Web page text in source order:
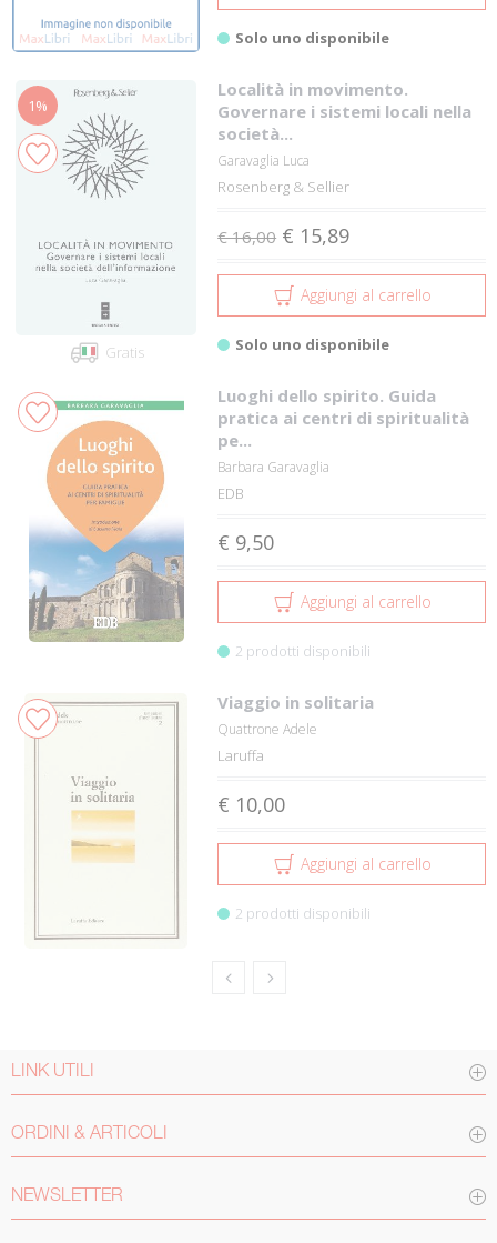
Solo uno disponibile
1%
Gratis
Località in movimento.
Governare i sistemi locali nella
società...
Garavaglia Luca
Rosenberg & Sellier
€ 16,00 € 15,89
Aggiungi al carrello
Solo uno disponibile
Luoghi dello spirito. Guida
pratica ai centri di spiritualità
pe...
Barbara Garavaglia
EDB
€ 9,50
Aggiungi al carrello
2 prodotti disponibili
Viaggio in solitaria
Quattrone Adele
Laruffa
€ 10,00
Aggiungi al carrello
2 prodotti disponibili
LINK UTILI
ORDINI & ARTICOLI
NEWSLETTER